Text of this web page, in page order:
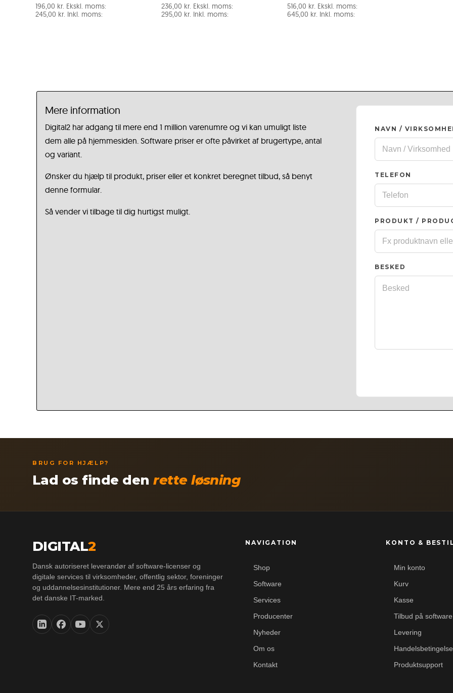
196,00 kr. Ekskl. moms:
245,00 kr. Inkl. moms:
236,00 kr. Ekskl. moms:
295,00 kr. Inkl. moms:
516,00 kr. Ekskl. moms:
645,00 kr. Inkl. moms:
Mere information
Digital2 har adgang til mere end 1 million varenumre og vi kan umuligt liste
dem alle på hjemmesiden. Software priser er ofte påvirket af brugertype, antal
og variant.
Ønsker du hjælp til produkt, priser eller et konkret beregnet tilbud, så benyt
denne formular.
Så vender vi tilbage til dig hurtigst muligt.
NAVN /
TELEFON
PRODUKT /
BESKED
BRUG FOR HJÆLP?
Lad os finde denrette løsning
DIGITAL2
Dansk autoriseret leverandør af software-licenser og
digitale services til virksomheder, offentlig sektor, foreninger
og uddannelsesinstitutioner. Mere end 25 års erfaring fra
det danske IT-marked.
NAVIGATION
Shop
Software
Services
Producenter
Nyheder
Om os
Kontakt
KONTO &
Min konto
Kurv
Kasse
Tilbud på software
Levering
Produktsupport